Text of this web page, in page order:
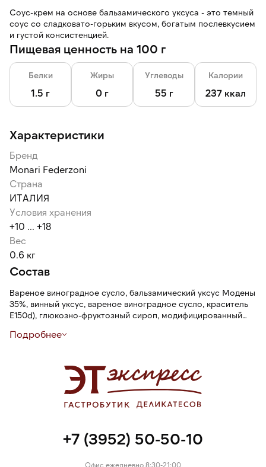
Соус-крем на основе бальзамического уксуса - это темный
соус со сладковато-горьким вкусом, богатым послевкусием
и густой консистенцией.
Пищевая ценность на 100 г
Белки
1.5 г
Жиры
0 г
Углеводы
55 г
Калории
237 ккал
Характеристики
Бренд
Monari Federzoni
Страна
ИТАЛИЯ
Условия хранения
+10 ... +18
Вес
0.6 кг
Состав
Вареное виноградное сусло, бальзамический уксус Модены
35%, винный уксус, вареное виноградное сусло, краситель
Е150d), глюкозно-фруктозный сироп, модифицированный
Подробнее
+7 (3952) 50-50-10
Офис ежедневно 8:30-21:00